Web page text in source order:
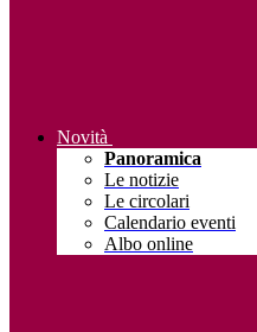
Novità
Panoramica
Le notizie
Le circolari
Calendario eventi
Albo online